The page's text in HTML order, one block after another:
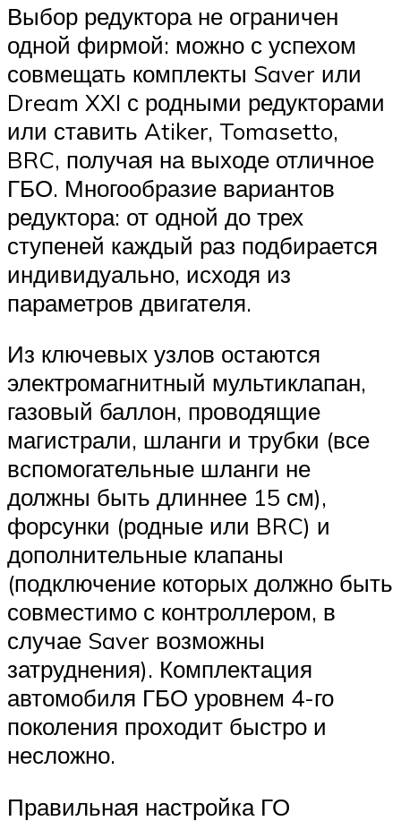
Выбор редуктора не ограничен
одной фирмой: можно с успехом
совмещать комплекты Saver или
Dream XXI с родными редукторами
или ставить Atiker, Tomasetto,
BRC, получая на выходе отличное
ГБО. Многообразие вариантов
редуктора: от одной до трех
ступеней каждый раз подбирается
индивидуально, исходя из
параметров двигателя.
Из ключевых узлов остаются
электромагнитный мультиклапан,
газовый баллон, проводящие
магистрали, шланги и трубки (все
вспомогательные шланги не
должны быть длиннее 15 см),
форсунки (родные или BRC) и
дополнительные клапаны
(подключение которых должно быть
совместимо с контроллером, в
случае Saver возможны
затруднения). Комплектация
автомобиля ГБО уровнем 4-го
поколения проходит быстро и
несложно.
Правильная настройка ГО